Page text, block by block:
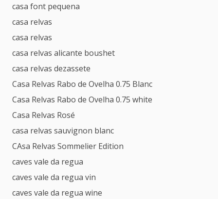
casa font pequena
casa relvas
casa relvas
casa relvas alicante boushet
casa relvas dezassete
Casa Relvas Rabo de Ovelha 0.75 Blanc
Casa Relvas Rabo de Ovelha 0.75 white
Casa Relvas Rosé
casa relvas sauvignon blanc
CAsa Relvas Sommelier Edition
caves vale da regua
caves vale da regua vin
caves vale da regua wine